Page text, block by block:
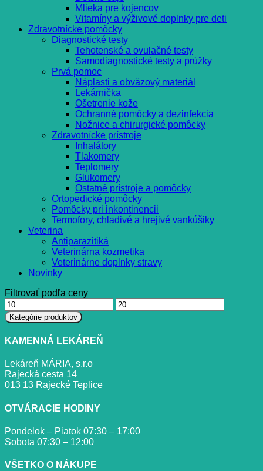
Mlieka pre kojencov
Vitamíny a výživové doplnky pre deti
Zdravotnícke pomôcky
Diagnostické testy
Tehotenské a ovulačné testy
Samodiagnostické testy a prúžky
Prvá pomoc
Náplasti a obväzový materiál
Lekárnička
Ošetrenie kože
Ochranné pomôcky a dezinfekcia
Nožnice a chirurgické pomôcky
Zdravotnícke prístroje
Inhalátory
Tlakomery
Teplomery
Glukomery
Ostatné prístroje a pomôcky
Ortopedické pomôcky
Pomôcky pri inkontinencii
Termofory, chladivé a hrejivé vankúšiky
Veterina
Antiparazitiká
Veterinárna kozmetika
Veterinárne doplnky stravy
Novinky
Filtrovať podľa ceny
Minimálna
cena
Maximálna
cena
Kategórie produktov
KAMENNÁ LEKÁREŇ
Lekáreň MÁRIA, s.r.o
Rajecká cesta 14
013 13 Rajecké Teplice
OTVÁRACIE HODINY
Pondelok – Piatok 07:30 – 17:00
Sobota 07:30 – 12:00
VŠETKO O NÁKUPE